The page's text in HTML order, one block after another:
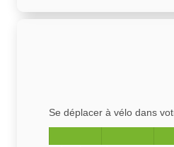
Se déplacer à vélo dans